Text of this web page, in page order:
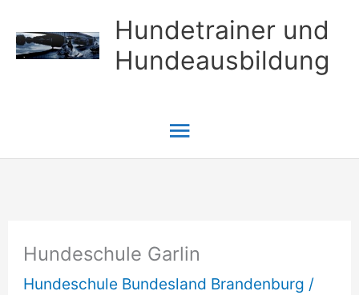
Inhalt
springen
Hundetrainer und
Hundeausbildung
Hauptmenü
Hundeschule Garlin
Hundeschule Bundesland Brandenburg /